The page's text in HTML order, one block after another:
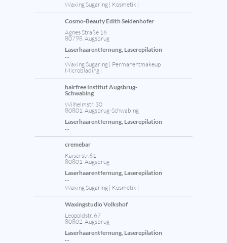
Waxing Sugaring | Kosmetik |
Cosmo-Beauty Edith Seidenhofer
Agnes Straße 16
80798 Augsbrug
Laserhaarentfernung, Laserepilation
...
Waxing Sugaring | Permanentmakeup
Microblading |
hairfree Institut Augsbrug-
Schwabing
Wilhelmstr. 30
80801 Augsbrug-Schwabing
Laserhaarentfernung, Laserepilation
...
cremebar
Kaiserstr.61
80801 Augsbrug
Laserhaarentfernung, Laserepilation
...
Waxing Sugaring | Kosmetik |
Waxingstudio Volkshof
Leopoldstr. 67
80802 Augsbrug
Laserhaarentfernung, Laserepilation
...